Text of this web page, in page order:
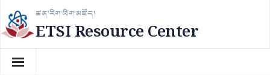
Skip
to
content
ཚན་རིག་ཡིག་མཛོད།
ETSI Resource Center